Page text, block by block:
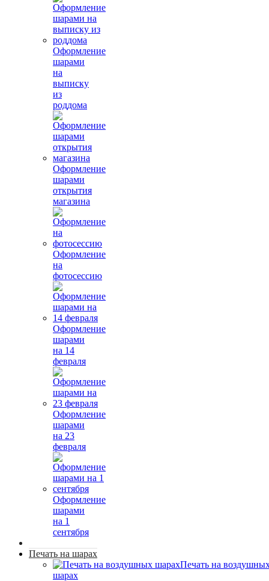
Оформление
шарами
на
выписку
из
роддома
Оформление
шарами
открытия
магазина
Оформление
на
фотосессию
Оформление
шарами
на 14
февраля
Оформление
шарами
на 23
февраля
Оформление
шарами
на 1
сентября
Печать на шарах
Печать на
шарах